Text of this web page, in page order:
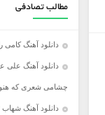
مطالب تصادفی
دانلود آهنگ کامی
دانلود آهنگ علی
چشامی شعری که
دانلود آهنگ شهاب